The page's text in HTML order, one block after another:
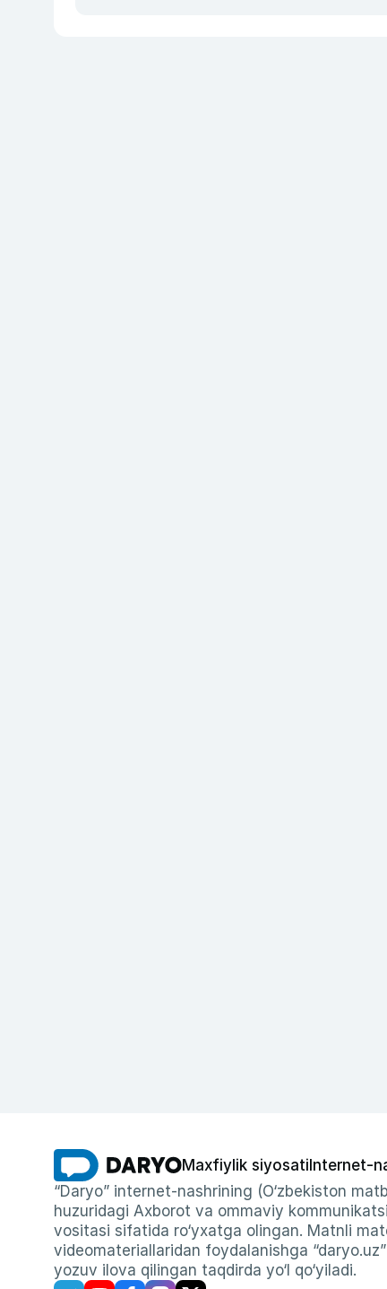
Maxfiylik siyosati Internet-
“Daryo” internet-nashrining (O‘zbekiston
huzuridagi Axborot va ommaviy
vositasi sifatida ro‘yxatga olingan. Matnli
videomateriallaridan foydalanishga
yozuv ilova qilingan taqdirda yo‘l qo‘yiladi.